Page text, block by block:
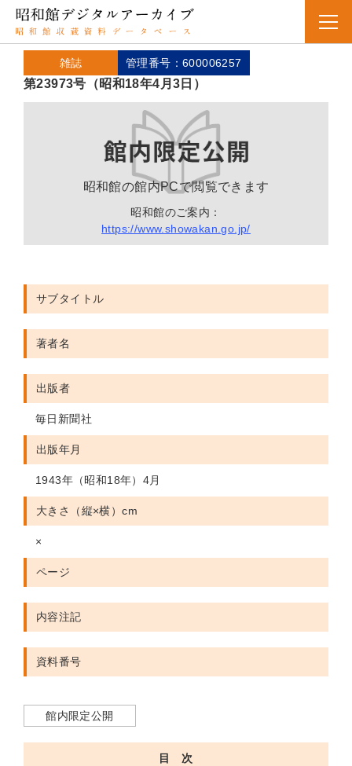
雑誌 管理番号：600006257
第23973号（昭和18年4月3日）
昭和館の館内PCで閲覧できます
昭和館のご案内：
https://www.showakan.go.jp/
サブタイトル
著者名
出版者
毎日新聞社
出版年月
1943年（昭和18年）4月
大きさ（縦×横）cm
×
ページ
内容注記
資料番号
館内限定公開
目 次